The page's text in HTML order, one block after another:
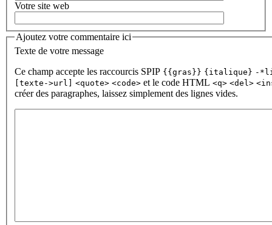
Votre site web
Ajoutez votre commentaire ici
Texte de votre message
Ce champ accepte les raccourcis SPIP {{gras}} {italique} -
[texte->url]
<quote> <code> et le code HTML <q> <del>
créer des paragraphes, laissez simplement des lignes vides.